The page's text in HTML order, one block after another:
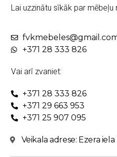
Lai uzzinātu sīkāk par
+371 28 333 826
Vai arī zvaniet:
+371 28 333 826
+371 29 663 953
+371 25 907 095
Veikala adrese: Ezera iela